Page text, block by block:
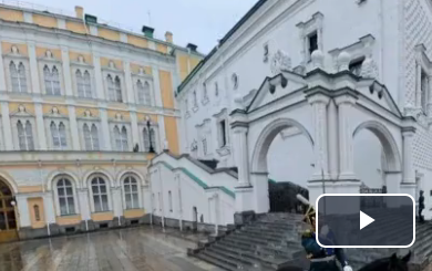
CON ĐƯỜNG KHỞI NGHIỆP
Play